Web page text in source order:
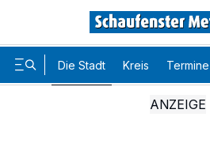
Die Stadt Kreis Termine